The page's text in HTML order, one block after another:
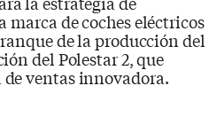
marca de coches eléctricos
de la producción del
del Polestar 2, que
ventas innovadora.